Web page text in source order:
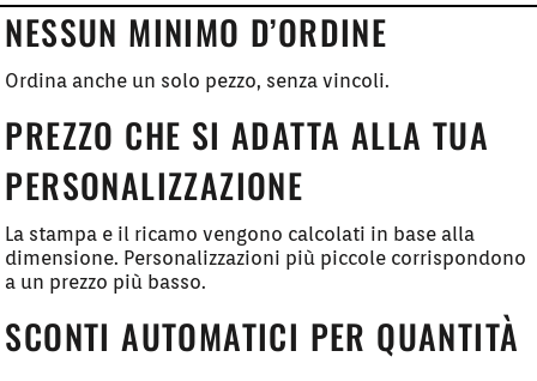
NESSUN MINIMO D’ORDINE
Ordina anche un solo pezzo, senza vincoli.
PREZZO CHE SI ADATTA ALLA TUA
PERSONALIZZAZIONE
La stampa e il ricamo vengono calcolati in base alla
dimensione. Personalizzazioni più piccole corrispondono
a un prezzo più basso.
SCONTI AUTOMATICI PER QUANTITÀ